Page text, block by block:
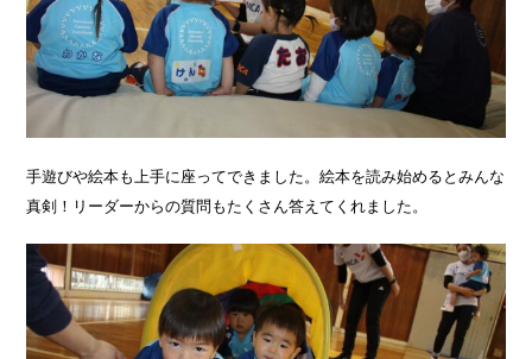
手遊びや絵本も上手に座ってできました。絵本を読み始めるとみんな
真剣！リーダーからの質問もたくさん答えてくれました。